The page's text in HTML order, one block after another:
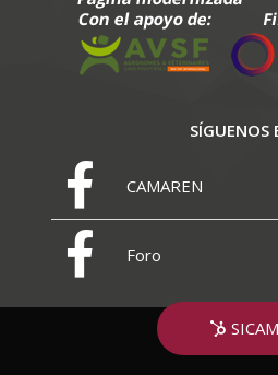
SÍGUENOS
CAMAREN
Foro
SICAM